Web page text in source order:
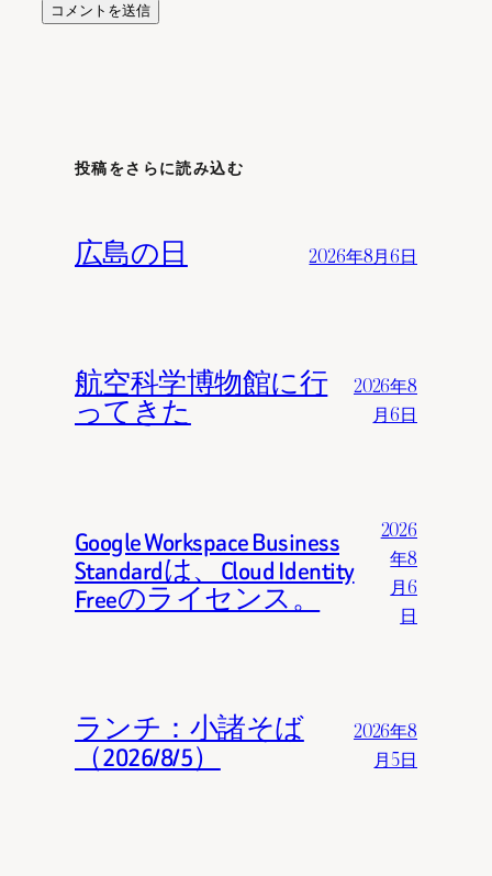
投稿をさらに読み込む
広島の日 2026年8月6日
航空科学博物館に行
ってきた
2026年8
月6日
Google Workspace Business
Standardは、Cloud Identity
Freeのライセンス。
2026
年8
月6
日
ランチ：小諸そば
（2026/8/5）
2026年8
月5日